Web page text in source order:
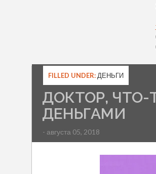
FILLED UNDER: ДЕНЬГИ
ДОКТОР,
ДЕНЬГАМИ
- августа 05, 2018